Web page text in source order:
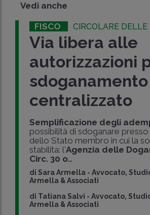
Vedi anche
FISCO CIRCOLARE DELLE
Via libera alle
autorizzazioni
sdoganamento
centralizzato
Semplificazione degli
possibilità di sdoganare
dello Stato membro in cui la
stabilita: l'Agenzia delle
Circ. 30 o..
di Sara Armella -Avvocato,
Armella & Associati
di Tatiana Salvi -Avvocato,
Armella & Associati